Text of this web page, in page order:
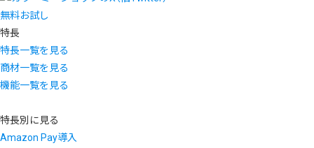
無料お試し
特長
特長一覧を見る
商材一覧を見る
機能一覧を見る
特長別に見る
Amazon Pay導入